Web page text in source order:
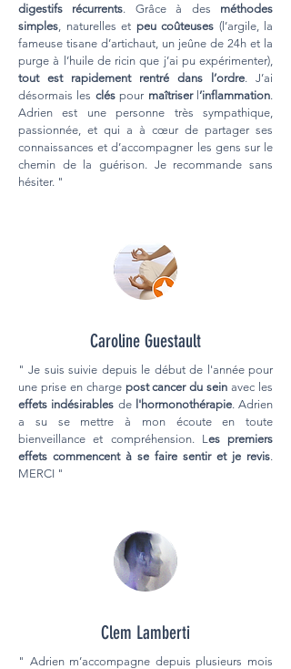
digestifs récurrents. Grâce à des méthodes
simples , naturelles et peu coûteuses (l’argile, la
fameuse tisane d’artichaut, un jeûne de 24h et la
purge à l’huile de ricin que j’ai pu expérimenter),
tout est rapidement rentré dans l’ordre. J’ai
désormais les cléspour maîtriserl’inflammation.
Adrien est une personne très sympathique,
passionnée, et qui a à cœur de partager ses
connaissances et d’accompagner les gens sur le
chemin de la guérison. Je recommande sans
hésiter. "
Caroline Guestault
" Je suis suivie depuis le début de l'année pour
une prise en charge post cancer du sein avec les
effets indésirables de l'hormonothérapie. Adrien
a su se mettre à mon écoute en toute
bienveillance et compréhension. L es premiers
effets commencent à se faire sentir et je revis.
MERCI "
Clem Lamberti
" Adrien m’accompagne depuis plusieurs mois